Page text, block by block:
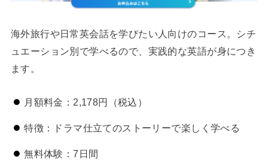
海外旅行や日常英会話を学びたい人向けのコース。シチ
ュエーション別で学べるので、実践的な英語が身につき
ます。
月額料金：2,178円（税込）
特徴：ドラマ仕立てのストーリーで楽しく学べる
無料体験：7日間